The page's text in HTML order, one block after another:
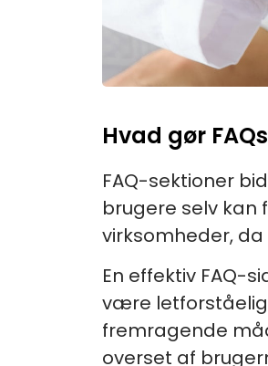
Hvad gør
FAQ-sektioner
brugere selv kan
virksomheder,
En effektiv FAQ-
være
fremragende
overset af